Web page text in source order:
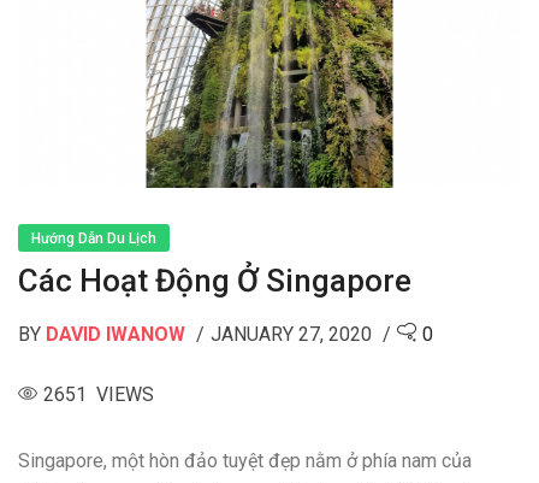
Hướng Dẫn Du Lịch
Các Hoạt Động Ở Singapore
BY DAVID IWANOW JANUARY 27, 2020 0
2651 VIEWS
Singapore, một hòn đảo tuyệt đẹp nằm ở phía nam của